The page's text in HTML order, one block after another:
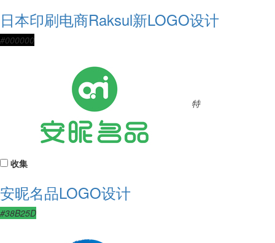
日本印刷电商Raksul新LOGO设计
#000000
特
收集
安昵名品LOGO设计
#38B25D